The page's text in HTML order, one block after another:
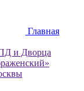
Главная
и Дворца